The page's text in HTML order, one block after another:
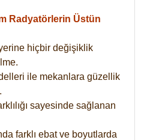
Radyatörlerin Üstün
hiçbir değişiklik
ile mekanlara güzellik
sayesinde sağlanan
farklı ebat ve boyutlarda